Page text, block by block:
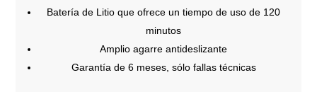
Batería de Litio que ofrece un tiempo de uso de 120
minutos
Amplio agarre antideslizante
Garantía de 6 meses, sólo fallas técnicas